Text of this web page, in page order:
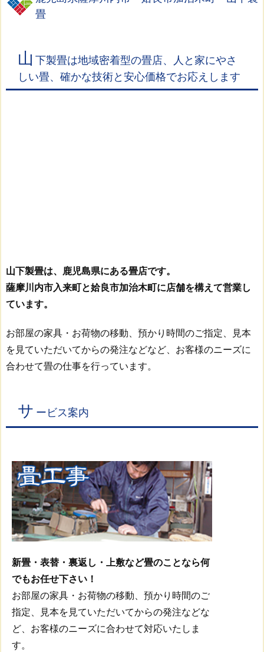
畳
山 下製畳は地域密着型の畳店、人と家にやさ
しい畳、確かな技術と安心価格でお応えします
山下製畳は、鹿児島県にある畳店です。
薩摩川内市入来町と姶良市加治木町に店舗を構えて営業し
ています。
お部屋の家具・お荷物の移動、預かり時間のご指定、見本
を見ていただいてからの発注などなど、お客様のニーズに
合わせて畳の仕事を行っています。
サ ービス案内
新畳・表替・裏返し・上敷など畳のことなら何
でもお任せ下さい！
お部屋の家具・お荷物の移動、預かり時間のご
指定、見本を見ていただいてからの発注などな
ど、お客様のニーズに合わせて対応いたしま
す。